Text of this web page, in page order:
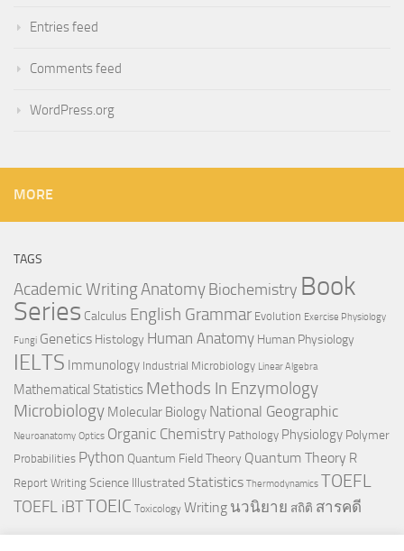
Entries feed
Comments feed
WordPress.org
MORE
TAGS
Academic WritingAnatomyBiochemistry Book
Series Calculus English Grammar Evolution Exercise Physiology
Fungi Genetics Histology Human Anatomy Human Physiology
IELTS Immunology Industrial Microbiology Linear Algebra
Mathematical Statistics Methods In Enzymology
Microbiology Molecular Biology National Geographic
Neuroanatomy Optics Organic Chemistry Pathology Physiology Polymer
Probabilities Python Quantum Field Theory Quantum Theory R
Report Writing Science Illustrated Statistics Thermodynamics TOEFL
TOEFL iBTTOEIC Toxicology Writing นวนิยาย สถิติ สารคดี